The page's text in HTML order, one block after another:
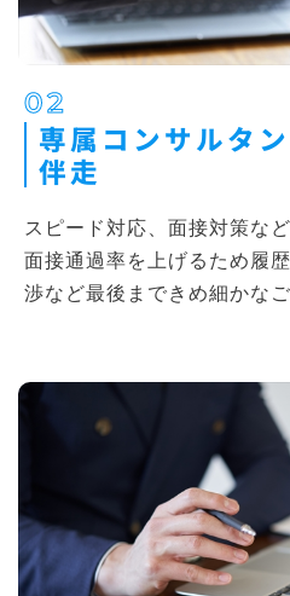
02
専属コンサルタ
伴走
スピード対応、面接対策な
面接通過率を上げるため履
渉など最後まできめ細かな